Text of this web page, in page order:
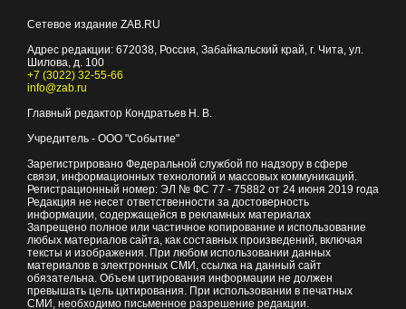
Сетевое издание ZAB.RU
Адрес редакции: 672038, Россия, Забайкальский край, г. Чита, ул.
Шилова, д. 100
+7 (3022) 32-55-66
info@zab.ru
Главный редактор Кондратьев Н. В.
Учредитель - ООО "Событие"
Зарегистрировано Федеральной службой по надзору в сфере
связи, информационных технологий и массовых коммуникаций.
Регистрационный номер: ЭЛ № ФС 77 - 75882 от 24 июня 2019 года
Редакция не несет ответственности за достоверность
информации, содержащейся в рекламных материалах
Запрещено полное или частичное копирование и использование
любых материалов сайта, как составных произведений, включая
тексты и изображения. При любом использовании данных
материалов в электронных СМИ, ссылка на данный сайт
обязательна. Объем цитирования информации не должен
превышать цель цитирования. При использовании в печатных
СМИ, необходимо письменное разрешение редакции.